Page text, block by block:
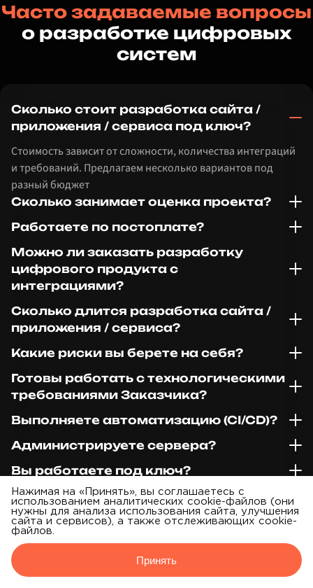
Часто задаваемые вопросы
о разработке цифровых
систем
Сколько стоит разработка сайта /
приложения / сервиса под ключ?
Стоимость зависит от сложности, количества интеграций
и требований. Предлагаем несколько вариантов под
разный бюджет
Сколько занимает оценка проекта?
Работаете по постоплате?
Можно ли заказать разработку
цифрового продукта с
интеграциями?
Сколько длится разработка сайта /
приложения / сервиса?
Какие риски вы берете на себя?
Готовы работать с технологическими
требованиями Заказчика?
Выполняете автоматизацию (CI/CD)?
Администрируете сервера?
Вы работаете под ключ?
Можно ли выбрать вариант под
бюджет?
Нажимая на «Принять», вы соглашаетесь с
использованием аналитических cookie-файлов (они
нужны для анализа использования сайта, улучшения
сайта и сервисов), а также отслеживающих cookie-
файлов.
Принять